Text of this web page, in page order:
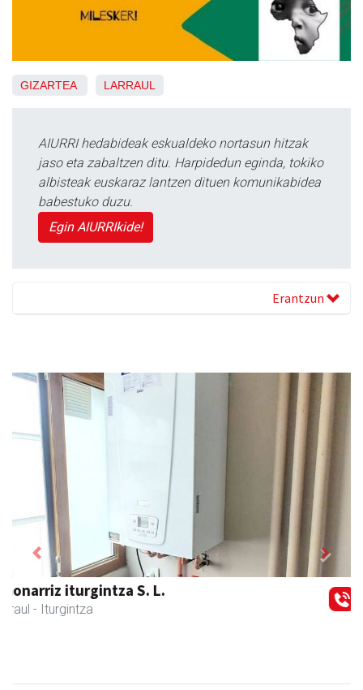
GIZARTEA LARRAUL
AIURRI hedabideak eskualdeko nortasun hitzak
jaso eta zabaltzen ditu. Harpidedun eginda, tokiko
albisteak euskaraz lantzen dituen komunikabidea
babestuko duzu.
Egin AIURRIkide!
Erantzun
Larraulgo herri ostatua
Larraul - Jatetxeak
Previous Next